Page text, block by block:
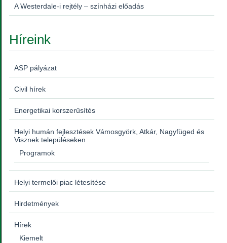
A Westerdale-i rejtély – színházi előadás
Híreink
ASP pályázat
Civil hírek
Energetikai korszerűsítés
Helyi humán fejlesztések Vámosgyörk, Atkár, Nagyfüged és
Visznek településeken
Programok
Helyi termelői piac létesítése
Hirdetmények
Hírek
Kiemelt